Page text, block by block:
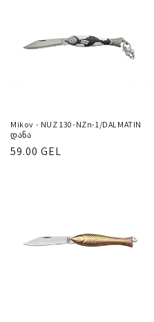
Mikov - NUZ 130-NZn-1/DALMATIN
დანა
რეგულარული
59.00 GEL